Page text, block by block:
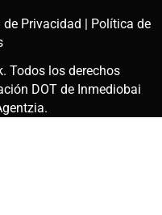
Privacidad | Política de
. Todos los derechos
DOT de Inmediobai
.